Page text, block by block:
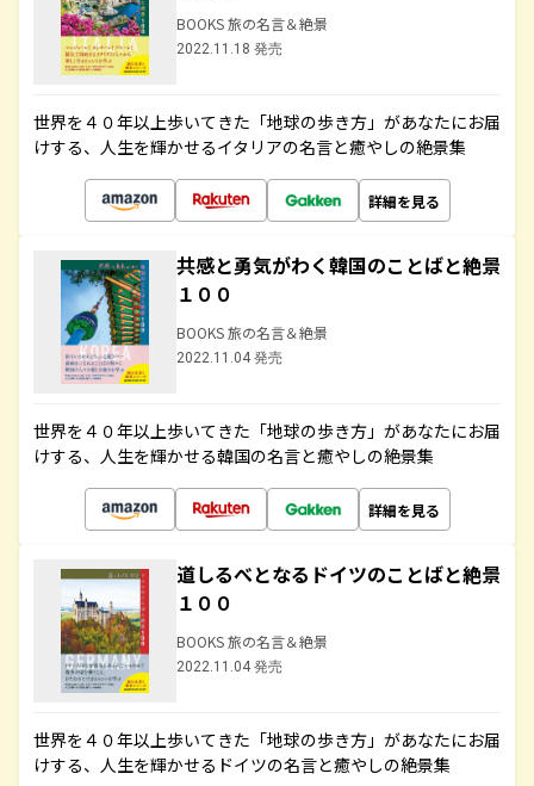
BOOKS 旅の名言＆絶景
2022.11.18 発売
世界を４０年以上歩いてきた「地球の歩き方」があなたにお届
けする、人生を輝かせるイタリアの名言と癒やしの絶景集
詳細を見る
共感と勇気がわく韓国のことばと絶景
１００
BOOKS 旅の名言＆絶景
2022.11.04 発売
世界を４０年以上歩いてきた「地球の歩き方」があなたにお届
けする、人生を輝かせる韓国の名言と癒やしの絶景集
詳細を見る
道しるべとなるドイツのことばと絶景
１００
BOOKS 旅の名言＆絶景
2022.11.04 発売
世界を４０年以上歩いてきた「地球の歩き方」があなたにお届
けする、人生を輝かせるドイツの名言と癒やしの絶景集